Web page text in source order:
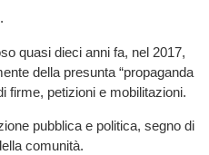
quasi dieci anni fa, nel 2017,
della presunta “propaganda
firme, petizioni e mobilitazioni.
pubblica e politica, segno di
comunità.